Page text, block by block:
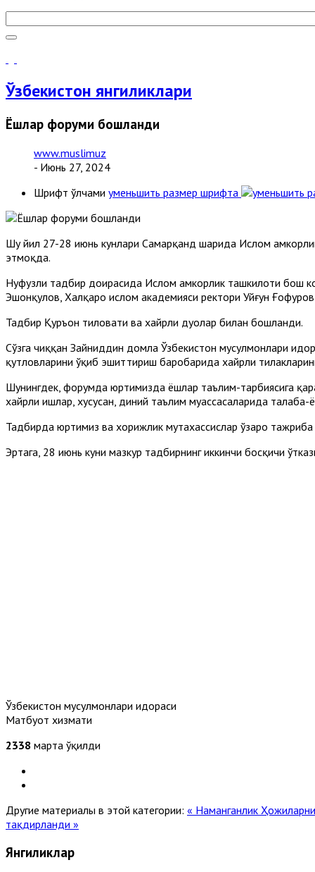
Ўзбекистон янгиликлари
Ёшлар форуми бошланди
www.muslimuz
- Июнь 27, 2024
Шрифт ўлчами уменьшить размер шрифта
Шу йил 27-28 июнь кунлари Самарқанд шаҳрида Ислом
этмоқда.
Нуфузли тадбир доирасида Ислом ҳамкорлик ташкилоти бош
Эшонқулов, Халқаро ислом академияси ректори Уйғун
Тадбир Қуръон тиловати ва хайрли дуолар билан бошланди.
Сўзга чиққан Зайниддин домла Ўзбекистон мусулмонлари
қутловларини ўқиб эшиттириш баробарида хайрли
Шунингдек, форумда юртимизда ёшлар таълим-тарбиясига
хайрли ишлар, хусусан, диний таълим муассасаларида
Тадбирда юртимиз ва хорижлик мутахассислар ўзаро
Эртага, 28 июнь куни мазкур тадбирнинг иккинчи босқичи
Ўзбекистон мусулмонлари идораси
Матбуот хизмати
2338 марта ўқилди
Другие материалы в этой категории: « Наманганлик
тақдирланди »
Янгиликлар